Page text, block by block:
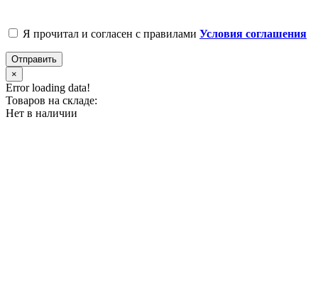
Я прочитал и согласен с правилами Условия соглашения
Отправить
×
Error loading data!
Товаров на складе:
Нет в наличии